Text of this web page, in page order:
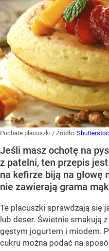
Puchate placuszki / Źródło:
Jeśli masz ochotę na
z patelni, ten przepis
na kefirze biją na głowę
nie zawierają grama
Te placuszki sprawdzają się
lub deser. Świetnie smakują
gęstym jogurtem i miodem.
cukru można podać na